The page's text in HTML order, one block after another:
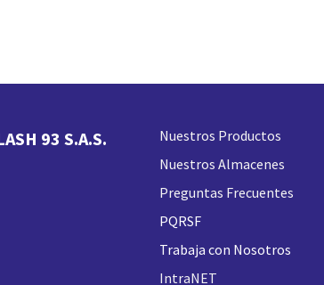
93 S.A.S.
Nuestros Productos
Nuestros Almacenes
Preguntas Frecuentes
PQRSF
Trabaja con Nosotros
IntraNET